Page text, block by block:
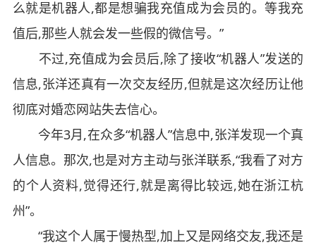
么就是机器人,都是想骗我充值成为会员的。等我充
值后,那些人就会发一些假的微信号。”
不过,充值成为会员后,除了接收“机器人”发送的
信息,张洋还真有一次交友经历,但就是这次经历让他
彻底对婚恋网站失去信心。
今年3月,在众多“机器人”信息中,张洋发现一个真
人信息。那次,也是对方主动与张洋联系,“我看了对方
的个人资料,觉得还行,就是离得比较远,她在浙江杭
州”。
“我这个人属于慢热型,加上又是网络交友,我还是